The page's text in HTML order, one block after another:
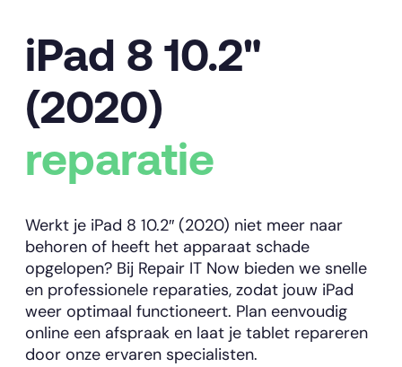
iPad 8 10.2"
(2020)
reparatie
Werkt je iPad 8 10.2″ (2020) niet meer naar
behoren of heeft het apparaat schade
opgelopen? Bij Repair IT Now bieden we snelle
en professionele reparaties, zodat jouw iPad
weer optimaal functioneert. Plan eenvoudig
online een afspraak en laat je tablet repareren
door onze ervaren specialisten.